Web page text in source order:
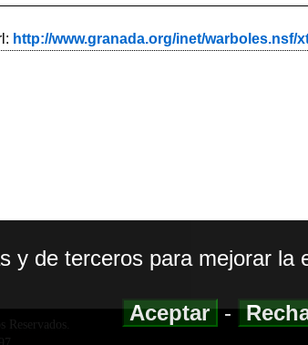
http://www.granada.org/inet/warboles.nsf/
y de terceros para mejorar
Aceptar-